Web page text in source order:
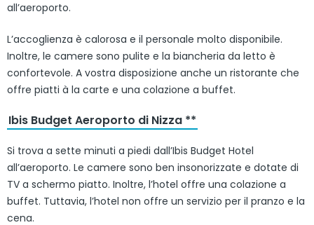
all’aeroporto.
L’accoglienza è calorosa e il personale molto disponibile.
Inoltre, le camere sono pulite e la biancheria da letto è
confortevole. A vostra disposizione anche un ristorante che
offre piatti à la carte e una colazione a buffet.
Ibis Budget Aeroporto di Nizza **
Si trova a sette minuti a piedi dall’Ibis Budget Hotel
all’aeroporto. Le camere sono ben insonorizzate e dotate di
TV a schermo piatto. Inoltre, l’hotel offre una colazione a
buffet. Tuttavia, l’hotel non offre un servizio per il pranzo e la
cena.